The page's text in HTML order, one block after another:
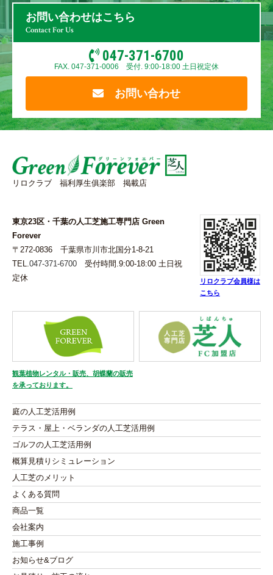
お問い合わせはこちら
Contact For Us
047-371-6700
FAX. 047-371-0006 受付. 9:00-18:00 土日祝定休
お問い合わせ
リロクラブ 福利厚生俱楽部 掲載店
東京23区・千葉の人工芝施工専門店 Green
Forever
〒272-0836 千葉県市川市北国分1-8-21
TEL. 047-371-6700 受付時間.9:00-18:00 土日祝
定休
リロクラブ会員様は
こちら
観葉植物レンタル・販売、胡蝶蘭の販売
を承っております。
庭の人工芝活用例
テラス・屋上・ベランダの人工芝活用例
ゴルフの人工芝活用例
概算見積りシミュレーション
人工芝のメリット
よくある質問
商品一覧
会社案内
施工事例
お知らせ&ブログ